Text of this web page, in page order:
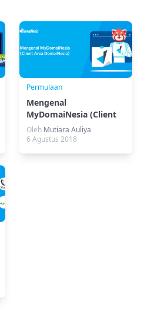
Permulaan
Mengenal
MyDomaiNesia (Client
Area DomaiNesia)
Oleh Mutiara Auliya
6 Agustus 2018